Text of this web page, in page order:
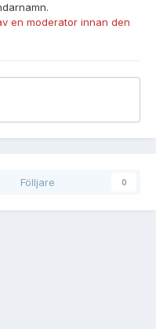
en moderator innan den
Fölljare 0